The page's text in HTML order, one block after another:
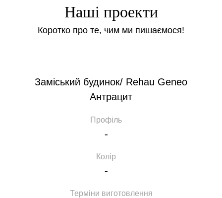
Наші проекти
Коротко про те, чим ми пишаємося!
Заміський будинок/ Rehau Geneo
Антрацит
Профіль
-
Колір
-
Терміни виготовлення